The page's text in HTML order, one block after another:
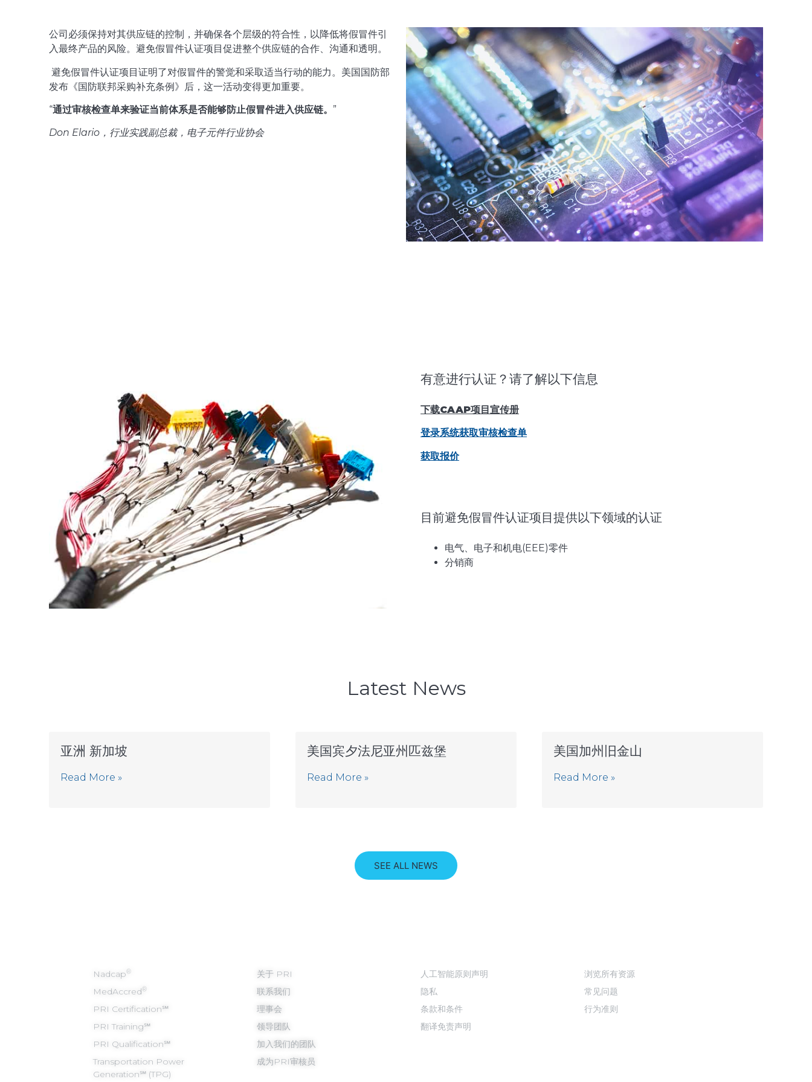
公司必须保持对其供应链的控制，并确保各个层级的符合性，以降低将假冒件引
入最终产品的风险。避免假冒件认证项目促进整个供应链的合作、沟通和透明。
避免假冒件认证项目证明了对假冒件的警觉和采取适当行动的能力。美国国防部
发布《国防联邦采购补充条例》后，这一活动变得更加重要。
“通过审核检查单来验证当前体系是否能够防止假冒件进入供应链。 ”
Don Elario，行业实践副总裁，电子元件行业协会
有意进行认证？请了解以下信息
下载CAAP项目宣传册
登录系统获取审核检查单
获取报价
目前避免假冒件认证项目提供以下领域的认证
电气、电子和机电(EEE)零件
分销商
Latest News
亚洲 新加坡
Read More »
美国宾夕法尼亚州匹兹堡
Read More »
美国加州旧金山
Read More »
SEE ALL NEWS
Nadcap®
MedAccred®
PRI Certification℠
PRI Training℠
PRI Qualification℠
Transportation Power
Generation℠ (TPG)
关于 PRI
联系我们
理事会
领导团队
加入我们的团队
成为PRI审核员
人工智能原则声明
隐私
条款和条件
翻译免责声明
浏览所有资源
常见问题
行为准则